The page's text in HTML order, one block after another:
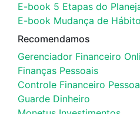
E-book 5 Etapas do
E-book Mudança de
Recomendamos
Gerenciador Financeiro
Finanças Pessoais
Controle Financeiro
Guarde Dinheiro